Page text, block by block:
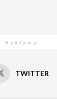
Reklama
TWITTER